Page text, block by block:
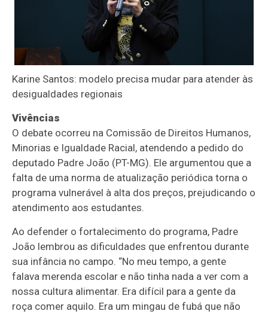
Karine Santos: modelo precisa mudar para atender às
desigualdades regionais
Vivências
O debate ocorreu na Comissão de Direitos Humanos,
Minorias e Igualdade Racial, atendendo a pedido do
deputado Padre João (PT-MG). Ele argumentou que a
falta de uma norma de atualização periódica torna o
programa vulnerável à alta dos preços, prejudicando o
atendimento aos estudantes.
Ao defender o fortalecimento do programa, Padre
João lembrou as dificuldades que enfrentou durante
sua infância no campo. “No meu tempo, a gente
falava merenda escolar e não tinha nada a ver com a
nossa cultura alimentar. Era difícil para a gente da
roça comer aquilo. Era um mingau de fubá que não